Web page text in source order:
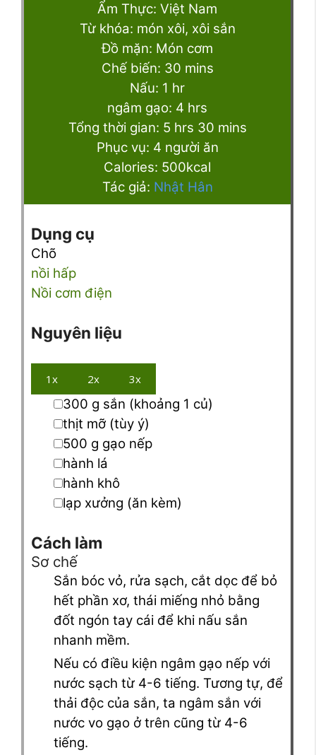
Ẩm Thực: Việt Nam
Từ khóa: món xôi, xôi sắn
Đồ mặn: Món cơm
Chế biến: 30minutes
mins
Nấu: 1 hour
hr
ngâm gạo: 4 hours
hrs
Tổng thời gian: 5hours
hrs 30minutes
mins
Phục vụ: 4 người ăn
Calories: 500kcal
Tác giả: Nhật Hân
Dụng cụ
Chõ
nồi hấp
Nồi cơm điện
Nguyên liệu
1x 2x 3x
▢
300 g sắn (khoảng 1 củ)
▢
thịt mỡ (tùy ý)
▢
500 g gạo nếp
▢
hành lá
▢
hành khô
▢
lạp xưởng (ăn kèm)
Cách làm
Sơ chế
Sắn bóc vỏ, rửa sạch, cắt dọc để bỏ
hết phần xơ, thái miếng nhỏ bằng
đốt ngón tay cái để khi nấu sắn
nhanh mềm.
Nếu có điều kiện ngâm gạo nếp với
nước sạch từ 4-6 tiếng. Tương tự, để
thải độc của sắn, ta ngâm sắn với
nước vo gạo ở trên cũng từ 4-6
tiếng.